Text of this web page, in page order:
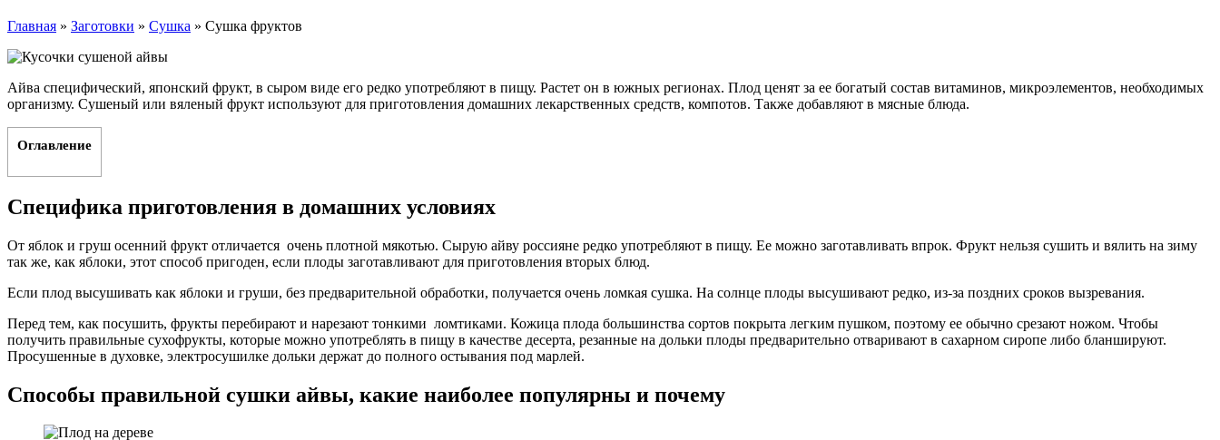
Главная » Заготовки » Сушка » Сушка фруктов
Айва специфический, японский фрукт, в сыром виде его редко употребляют в пищу. Растет он в южных регионах. Плод ценят за ее богатый состав витаминов, микроэлементов, необходимых
организму. Сушеный или вяленый фрукт используют для приготовления домашних лекарственных средств, компотов. Также добавляют в мясные блюда.
Оглавление
Специфика приготовления в домашних условиях
От яблок и груш осенний фрукт отличается очень плотной мякотью. Сырую айву россияне редко употребляют в пищу. Ее можно заготавливать впрок. Фрукт нельзя сушить и вялить на зиму
так же, как яблоки, этот способ пригоден, если плоды заготавливают для приготовления вторых блюд.
Если плод высушивать как яблоки и груши, без предварительной обработки, получается очень ломкая сушка. На солнце плоды высушивают редко, из-за поздних сроков вызревания.
Перед тем, как посушить, фрукты перебирают и нарезают тонкими ломтиками. Кожица плода большинства сортов покрыта легким пушком, поэтому ее обычно срезают ножом. Чтобы
получить правильные сухофрукты, которые можно употреблять в пищу в качестве десерта, резанные на дольки плоды предварительно отваривают в сахарном сиропе либо бланшируют.
Просушенные в духовке, электросушилке дольки держат до полного остывания под марлей.
Способы правильной сушки айвы, какие наиболее популярны и почему